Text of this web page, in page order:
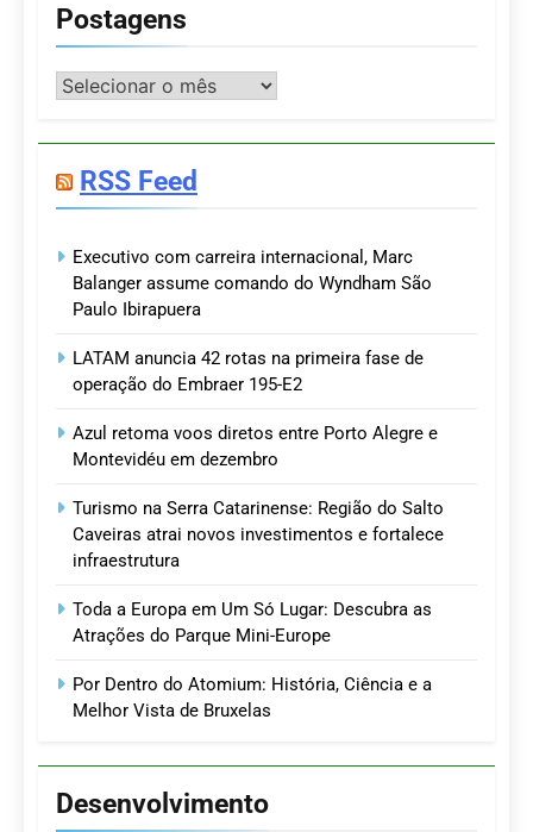
Postagens
Postagens
RSS Feed
Executivo com carreira internacional, Marc
Balanger assume comando do Wyndham São
Paulo Ibirapuera
LATAM anuncia 42 rotas na primeira fase de
operação do Embraer 195-E2
Azul retoma voos diretos entre Porto Alegre e
Montevidéu em dezembro
Turismo na Serra Catarinense: Região do Salto
Caveiras atrai novos investimentos e fortalece
infraestrutura
Toda a Europa em Um Só Lugar: Descubra as
Atrações do Parque Mini-Europe
Por Dentro do Atomium: História, Ciência e a
Melhor Vista de Bruxelas
Desenvolvimento